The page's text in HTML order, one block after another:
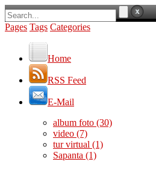
Pages Tags Categories
Home
RSS Feed
E-Mail
album foto (30)
video (7)
tur virtual (1)
Sapanta (1)